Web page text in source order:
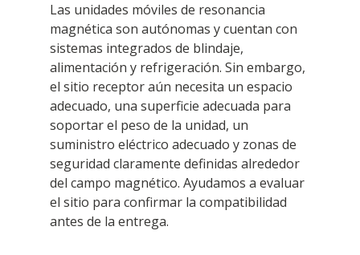
Las unidades móviles de resonancia
magnética son autónomas y cuentan con
sistemas integrados de blindaje,
alimentación y refrigeración. Sin embargo,
el sitio receptor aún necesita un espacio
adecuado, una superficie adecuada para
soportar el peso de la unidad, un
suministro eléctrico adecuado y zonas de
seguridad claramente definidas alrededor
del campo magnético. Ayudamos a evaluar
el sitio para confirmar la compatibilidad
antes de la entrega.